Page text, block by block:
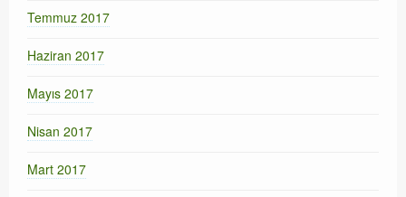
Temmuz 2017
Haziran 2017
Mayıs 2017
Nisan 2017
Mart 2017